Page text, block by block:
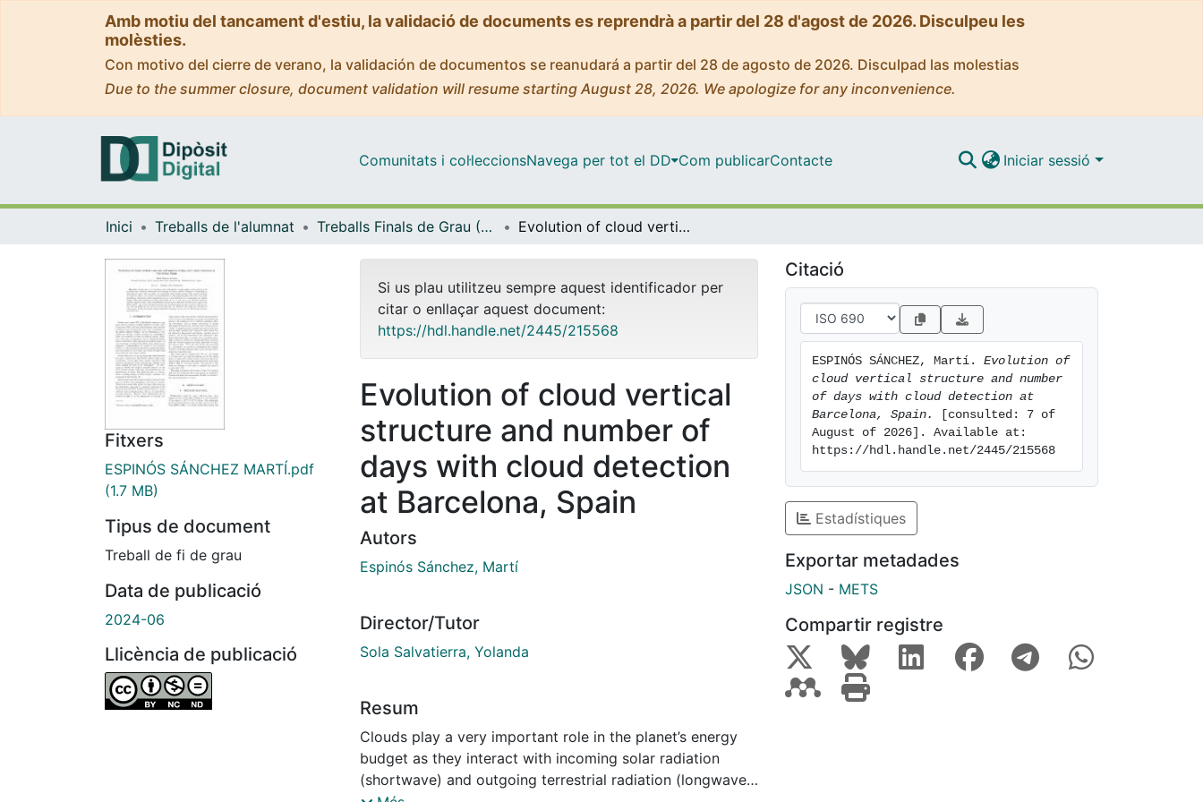
Amb motiu del tancament d'estiu, la validació de documents es reprendrà a partir del 28 d'agost de 2026. Disculpeu les
molèsties.
Con motivo del cierre de verano, la validación de documentos se reanudará a partir del 28 de agosto de 2026. Disculpad las molestias
Due to the summer closure, document validation will resume starting August 28, 2026. We apologize for any inconvenience.
Comunitats i col·leccionsNavega per tot el DD Com publicarContacte Iniciar sessió
Inici Treballs de l'alumnat Treballs Finals de Grau (TFG) - Física Evolution of cloud vertical structure and number of days with cloud detection at Barcelona, Spain
Fitxers
ESPINÓS SÁNCHEZ MARTÍ.pdf
(1.7 MB)
Tipus de document
Treball de fi de grau
Data de publicació
2024-06
Llicència de publicació
Si us plau utilitzeu sempre aquest identificador per
citar o enllaçar aquest document:
https://hdl.handle.net/2445/215568
Evolution of cloud vertical
structure and number of
days with cloud detection
at Barcelona, Spain
Autors
Espinós Sánchez, Martí
Director/Tutor
Sola Salvatierra, Yolanda
Resum
Clouds play a very important role in the planet’s energy
budget as they interact with incoming solar radiation
(shortwave) and outgoing terrestrial radiation (longwave).
Citació
ESPINÓS SÁNCHEZ, Martí. Evolution of
cloud vertical structure and number
of days with cloud detection at
Barcelona, Spain.
[consulted: 7 of
August of 2026]. Available at:
https://hdl.handle.net/2445/215568
Estadístiques
Exportar metadades
JSON - METS
Compartir registre